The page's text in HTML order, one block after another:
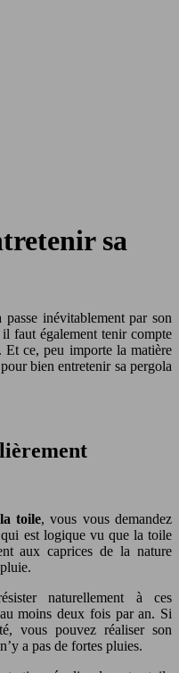
sa
inévitablement par son
faut également tenir compte
Et ce, peu importe la matière
bien entretenir sa pergola
toile, vous vous demandez
est logique vu que la toile
aux caprices de la nature
naturellement à ces
moins deux fois par an. Si
vous pouvez réaliser son
a pas de fortes pluies.